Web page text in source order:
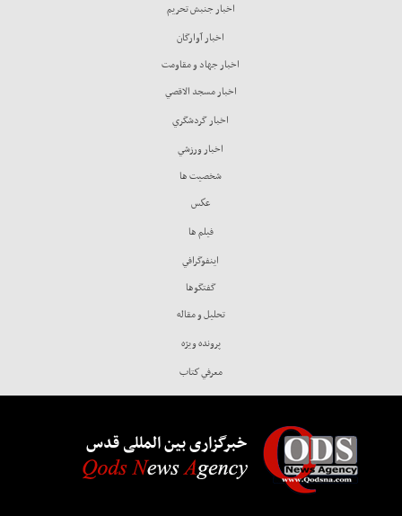
اخبار جنبش تحريم
اخبار آوارگان
اخبار جهاد و مقاومت
اخبار مسجد الاقصي
اخبار گردشگري
اخبار ورزشي
شخصيت ها
عكس
فيلم ها
اينفوگرافي
گفتگوها
تحليل و مقاله
پرونده ويژه
معرفي كتاب
خبرگزاری بین المللی قدس